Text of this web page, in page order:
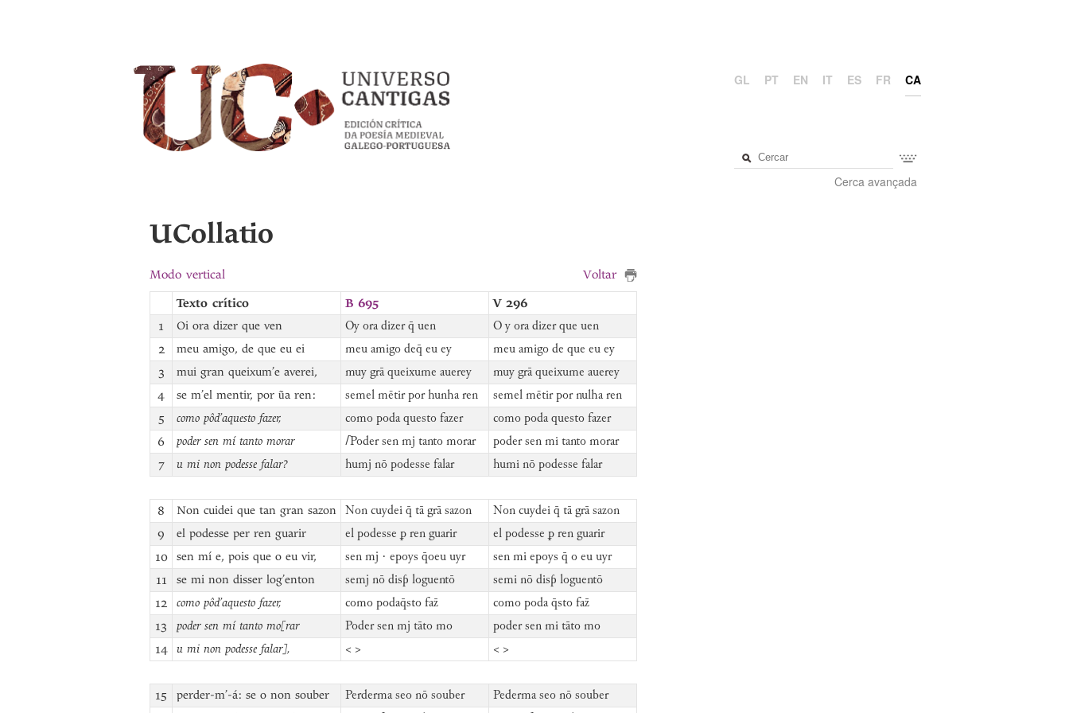
GL PT EN IT ES FR CA
Cerca avançada
UCollatio
Modo vertical
Voltar
Texto crítico
B 695
V 296
1
Oi ora dizer que ven Oy ora dizer q̄ uen O y ora dizer que uen
2 meu amigo, de que eu ei meu amigo deq̄ eu ey meu amigo de que eu ey
3 mui gran queixum’e averei, muy grā queixume auerey muy grā queixume auerey
4 se m’el mentir, por ũa ren: semel mētir por hunha ren semel mētir por nulha ren
5 como pôd’aquesto fazer, como poda questo fazer como poda questo fazer
6 poder sen mí tanto morar ⌈Poder sen mj tanto morar poder sen mi tanto morar
7 u mi non podesse falar? humj nō podesse falar humi nō podesse falar
8 Non cuidei que tan gran sazon Non cuydei q̄ tā grā sazon Non cuydei q̄ tā grā sazon
9 el podesse per ren guarir el podesse ꝑ ren guarir el podesse ꝑ ren guarir
10 sen mí e, pois que o eu vir, sen mj · epoys q̄oeu uyr sen mi epoys q̄ o eu uyr
11 se mi non disser log’enton semj nō disƥ loguentō semi nō disƥ loguentō
12 como pôd’aquesto fazer, como podaq̄sto faz̄ como poda q̄sto faz̄
13 poder sen mí tanto mo[rar Poder sen mj tāto mo poder sen mi tāto mo
14 u mi non podesse falar], < > < >
15 perder-m’-á: se o non souber Perderma seo nō souber Pederma seo nō souber